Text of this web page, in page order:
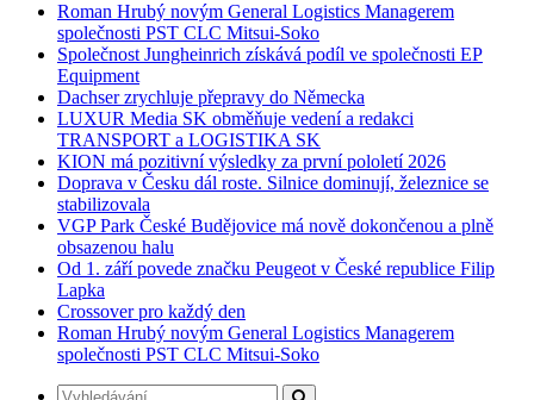
Roman Hrubý novým General Logistics Managerem
společnosti PST CLC Mitsui-Soko
Společnost Jungheinrich získává podíl ve společnosti EP
Equipment
Dachser zrychluje přepravy do Německa
LUXUR Media SK obměňuje vedení a redakci
TRANSPORT a LOGISTIKA SK
KION má pozitivní výsledky za první pololetí 2026
Doprava v Česku dál roste. Silnice dominují, železnice se
stabilizovala
VGP Park České Budějovice má nově dokončenou a plně
obsazenou halu
Od 1. září povede značku Peugeot v České republice Filip
Lapka
Crossover pro každý den
Roman Hrubý novým General Logistics Managerem
společnosti PST CLC Mitsui-Soko